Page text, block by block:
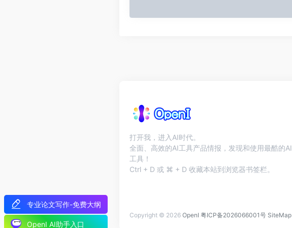
专业论文写作-免费大纲
OpenI AI助手入口
打开我，进入AI时代。
全面、高效的AI工具产品情报，发现和使用最酷的AI
工具！
Ctrl + D 或 ⌘ + D 收藏本站到浏览器书签栏。
Copyright © 2026 OpenI 粤ICP备2026066001号 SiteMap